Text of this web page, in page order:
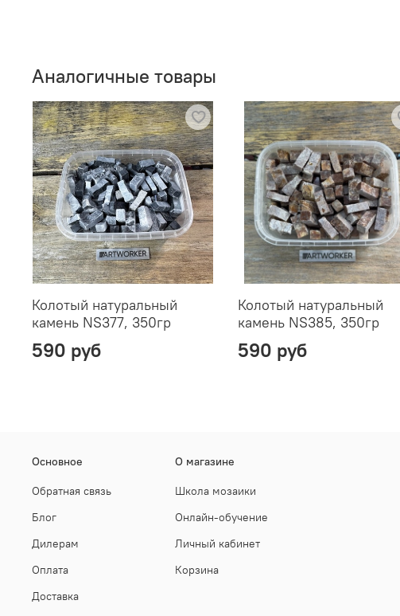
Аналогичные товары
Колотый натуральный
камень NS377, 350гр
590 руб
Колотый натуральный
камень NS385, 350гр
590 руб
Основное
Обратная связь
Блог
Дилерам
Оплата
Доставка
О магазине
Школа мозаики
Онлайн-обучение
Личный кабинет
Корзина